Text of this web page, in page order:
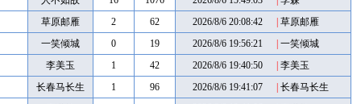
草原邮雁
2 62 2026/8/6 20:08:42
草原邮雁
一笑倾城
0 19 2026/8/6 19:56:21
一笑倾城
李美玉
1 42 2026/8/6 19:40:50
李美玉
长春马长生
1 96 2026/8/6 19:41:07
长春马长生